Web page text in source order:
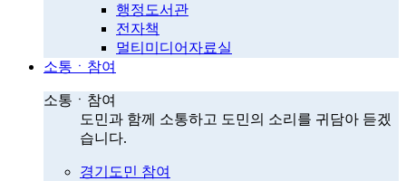
행정도서관
전자책
멀티미디어자료실
소통ㆍ참여
소통ㆍ참여
도민과 함께 소통하고 도민의 소리를 귀담아 듣겠
습니다.
경기도민 참여